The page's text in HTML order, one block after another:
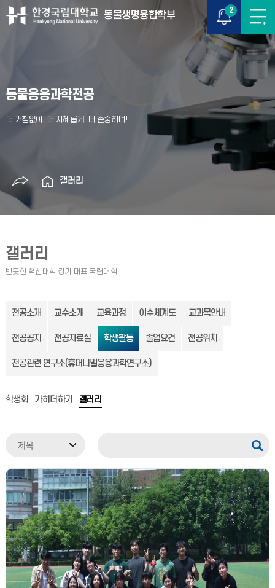
동물생명융합학부 2
동물응용과학전공
갤러리
갤러리
전공소개 교수소개 교육과정 이수체계도 교과목안내
전공공지 전공자료실 학생활동 졸업요건 전공위치
전공관련 연구소(휴머니멀응용과학연구소)
학생회 가히더하기 갤러리